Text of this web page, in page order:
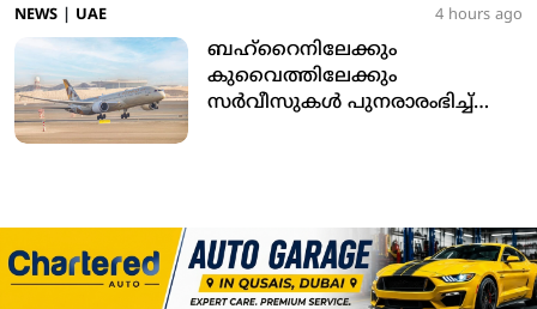
NEWS UAE 4 hours ago
ബഹ്‌റൈനിലേക്കും
കുവൈത്തിലേക്കും
സര്‍വീസുകള്‍ പുനരാരംഭിച്ച്